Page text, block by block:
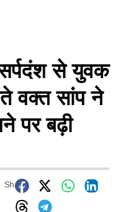
से युवक
वक्त सांप ने
पर बढ़ी
Share